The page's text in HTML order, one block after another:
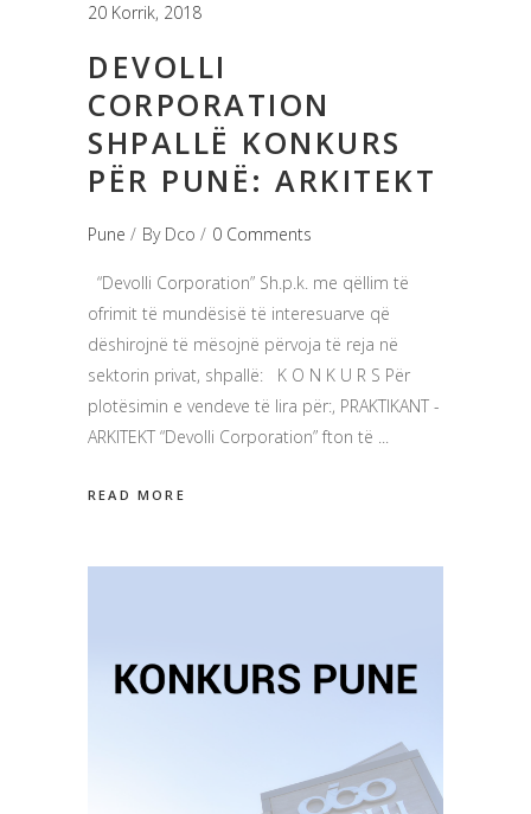
20 Korrik, 2018
DEVOLLI
CORPORATION
SHPALLË KONKURS
PËR PUNË: ARKITEKT
Pune By Dco 0 Comments
“Devolli Corporation” Sh.p.k. me qëllim të
ofrimit të mundësisë të interesuarve që
dëshirojnë të mësojnë përvoja të reja në
sektorin privat, shpallë: K O N K U R S Për
plotësimin e vendeve të lira për:, PRAKTIKANT -
ARKITEKT “Devolli Corporation” fton të
READ MORE